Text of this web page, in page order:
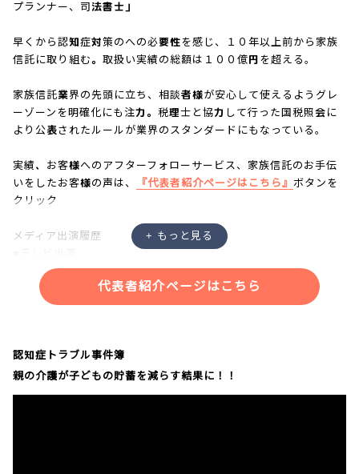
プランナー、司法書士」
早くから認知症対策のへの必要性を感じ、１０年以上前から家族
信託に取り組む。取扱い実績の総額は１００億円を超える。
家族信託業界の先頭に立ち、相談者様が安心して使えるようグレ
ーゾーンを明確化にも注力。税理士と協力して行った国税照会に
より公表されたルールが業界のスタンダードにもなっている。
実績、お客様へのアフターフォローサービス、家族信託のお手伝
いをしたお客様の声は、
『代表者紹介ページはこちら』 ボタンを
クリック
メディア出演履歴
・NHK「あさイチ」
・NHK「クローズアップ現代プラス」
・NHK「ニュースウォッチ９」
代表者紹介ページはこちら
認知症トラブル事件簿
親の介護が子どもの貯蓄を減らす結果に！！